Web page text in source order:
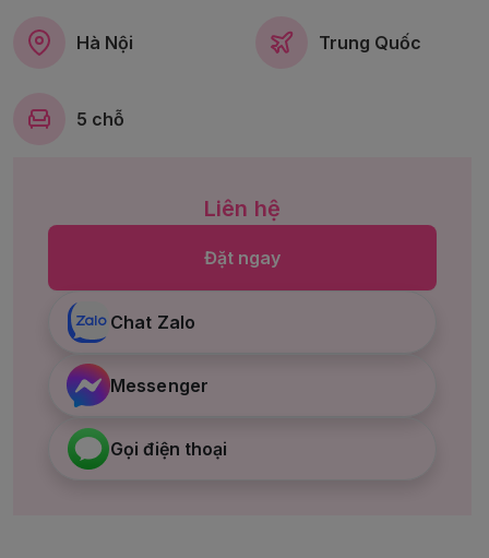
Hà Nội Trung Quốc
5 chỗ
Liên hệ
Đặt ngay
Chat Zalo
Messenger
Gọi điện thoại